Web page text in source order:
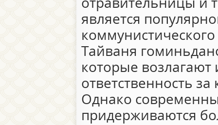
является
Тайваня
которые
ответственность
Однако
придерживаются